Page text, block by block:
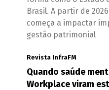
Brasil. A partir de
começa a impactar
gestão patrimonial
Revista InfraFM
Quando saúde
Workplace viram